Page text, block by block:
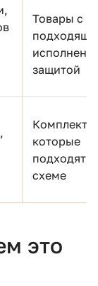
Товары с
защитой
которые
подходят к
схеме
это